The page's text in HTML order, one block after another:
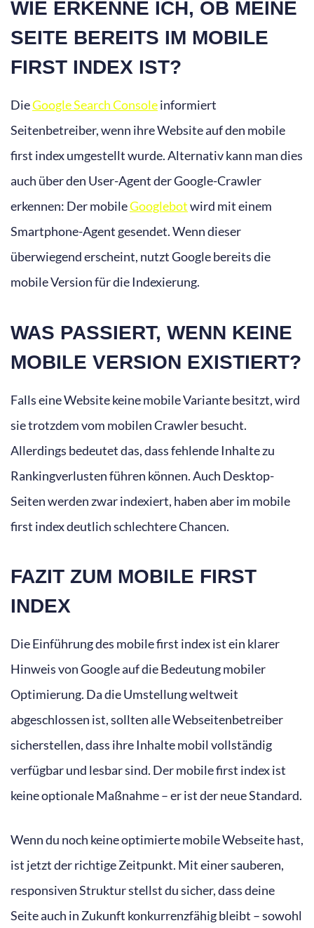
WIE ERKENNE ICH, OB MEINE
SEITE BEREITS IM MOBILE
FIRST INDEX IST?
DieGoogle Search Consoleinformiert
Seitenbetreiber, wenn ihre Website auf den mobile
first index umgestellt wurde. Alternativ kann man dies
auch über den User-Agent der Google-Crawler
erkennen: Der mobileGooglebotwird mit einem
Smartphone-Agent gesendet. Wenn dieser
überwiegend erscheint, nutzt Google bereits die
mobile Version für die Indexierung.
WAS PASSIERT, WENN KEINE
MOBILE VERSION EXISTIERT?
Falls eine Website keine mobile Variante besitzt, wird
sie trotzdem vom mobilen Crawler besucht.
Allerdings bedeutet das, dass fehlende Inhalte zu
Rankingverlusten führen können. Auch Desktop-
Seiten werden zwar indexiert, haben aber im mobile
first index deutlich schlechtere Chancen.
FAZIT ZUM MOBILE FIRST
INDEX
Die Einführung des mobile first index ist ein klarer
Hinweis von Google auf die Bedeutung mobiler
Optimierung. Da die Umstellung weltweit
abgeschlossen ist, sollten alle Webseitenbetreiber
sicherstellen, dass ihre Inhalte mobil vollständig
verfügbar und lesbar sind. Der mobile first index ist
keine optionale Maßnahme – er ist der neue Standard.
Wenn du noch keine optimierte mobile Webseite hast,
ist jetzt der richtige Zeitpunkt. Mit einer sauberen,
responsiven Struktur stellst du sicher, dass deine
Seite auch in Zukunft konkurrenzfähig bleibt – sowohl